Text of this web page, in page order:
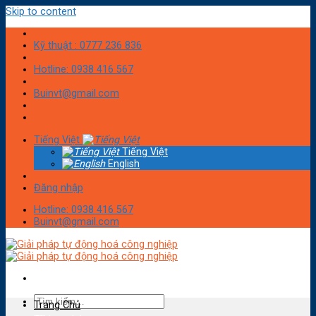
Skip to content
Kỹ thuật : 0777 236 836
Hotline: 0938 416 567
Buinvt@gmail.com
Tiếng Việt
Tiếng Việt
English
Đăng nhập
Hotline: 0938 416 567
Buinvt@gmail.com
Trang Chủ